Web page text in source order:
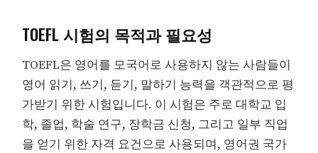
TOEFL 시험의 목적과 필요성
TOEFL은 영어를 모국어로 사용하지 않는 사람들이
영어 읽기, 쓰기, 듣기, 말하기 능력을 객관적으로 평
가받기 위한 시험입니다. 이 시험은 주로 대학교 입
학, 졸업, 학술 연구, 장학금 신청, 그리고 일부 직업
을 얻기 위한 자격 요건으로 사용되며, 영어권 국가